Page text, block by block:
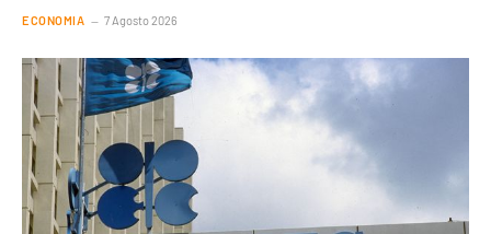
ECONOMIA 7 Agosto 2026